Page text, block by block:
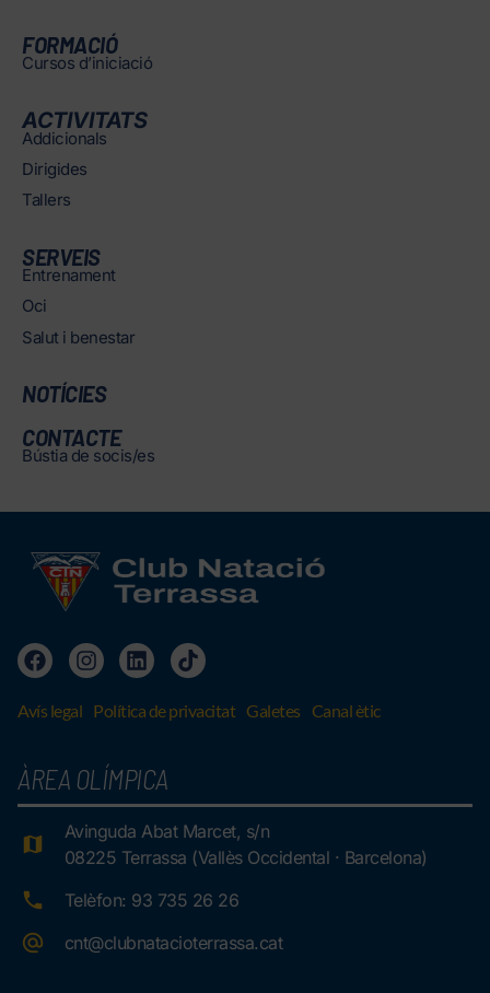
FORMACIÓ
Cursos d’iniciació
ACTIVITATS
Addicionals
Dirigides
Tallers
SERVEIS
Entrenament
Oci
Salut i benestar
NOTÍCIES
CONTACTE
Bústia de socis/es
Avís legal Política de privacitat Galetes Canal ètic
ÀREA OLÍMPICA
Avinguda Abat Marcet, s/n
08225 Terrassa (Vallès Occidental · Barcelona)
Telèfon: 93 735 26 26
cnt@clubnatacioterrassa.cat